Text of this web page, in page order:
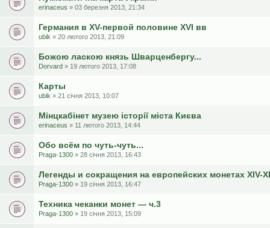
erinaceus » 03 березня 2013, 21:34
Германия в XV-первой половине XVI вв
ubik » 20 лютого 2013, 21:09
Божою ласкою князь Шварценбергу...
Dorvard » 19 лютого 2013, 17:08
Карты
ubik » 21 січня 2013, 10:07
Мінцкабінет музею історії міста Києва
erinaceus » 11 лютого 2013, 14:44
Обо всём по чуть-чуть...
Praga-1300 » 28 січня 2013, 16:43
Легенды и сокращения на европейских монетах XIV-
Praga-1300 » 19 січня 2013, 16:47
Техника чеканки монет — ч.3
Praga-1300 » 19 січня 2013, 15:09